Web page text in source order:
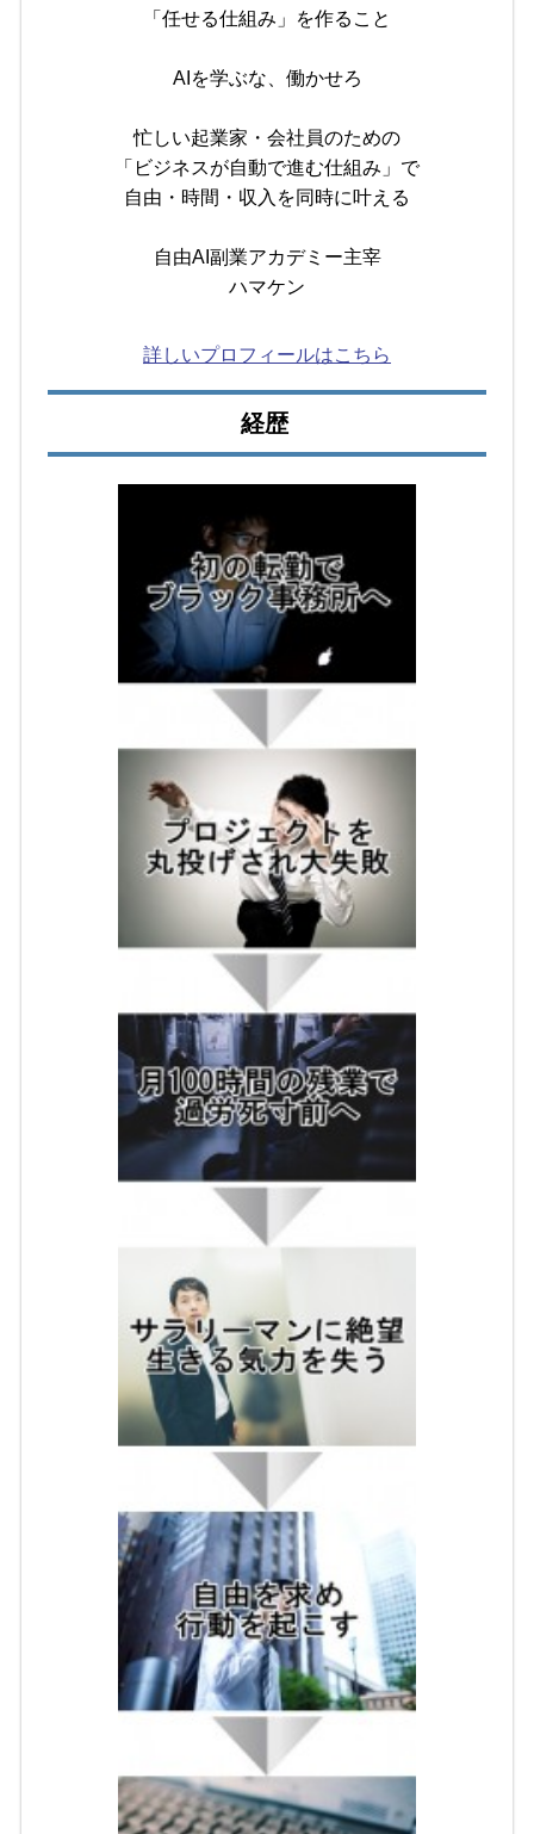
「任せる仕組み」を作ること
AIを学ぶな、働かせろ
忙しい起業家・会社員のための
「ビジネスが自動で進む仕組み」で
自由・時間・収入を同時に叶える
自由AI副業アカデミー主宰
ハマケン
詳しいプロフィールはこちら
経歴